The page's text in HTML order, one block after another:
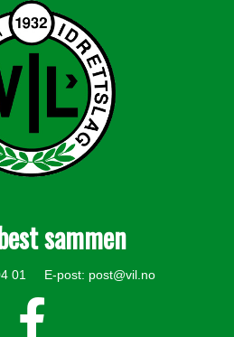
sammen
01 E-post: post@vil.no